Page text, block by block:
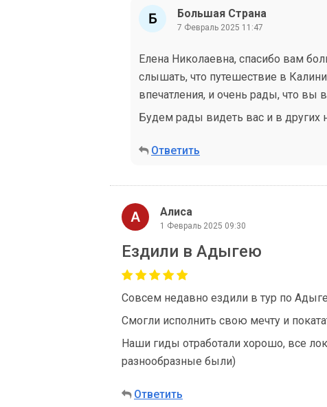
Большая Страна
7 Февраль 2025 11:47
Елена Николаевна, спасибо вам
слышать, что путешествие в
впечатления, и очень рады, что вы
Будем рады видеть вас и в
Ответить
Алиса
1 Февраль 2025 09:30
Ездили в Адыгею
Совсем недавно ездили в тур по
Смогли исполнить свою мечту и
Наши гиды отработали хорошо, все
разнообразные были)
Ответить